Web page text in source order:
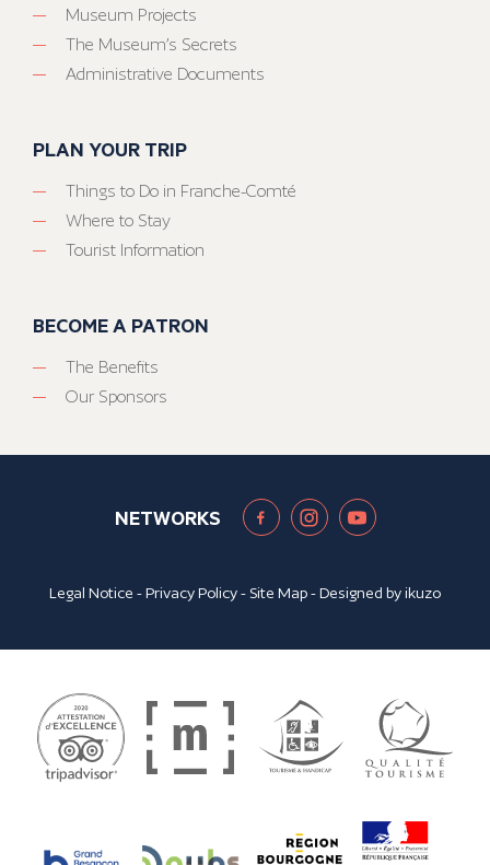
Museum Projects
The Museum’s Secrets
Administrative Documents
PLAN YOUR TRIP
Things to Do in Franche-Comté
Where to Stay
Tourist Information
BECOME A PATRON
The Benefits
Our Sponsors
NETWORKS
Legal Notice -Privacy Policy- Site Map- Designed byikuzo